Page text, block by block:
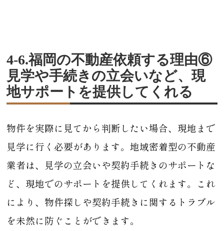
4-6.福岡の不動産依頼する理由⑥
見学や手続きの立会いなど、現
地サポートを提供してくれる
物件を実際に見てから判断したい場合、現地まで
見学に行く必要があります。地域密着型の不動産
業者は、見学の立会いや契約手続きのサポートな
ど、現地でのサポートを提供してくれます。これ
により、物件探しや契約手続きに関するトラブル
を未然に防ぐことができます。